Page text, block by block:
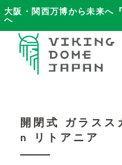
大阪・関西万博から未来へ
へ
開閉式 ガラスス
n リトアニア